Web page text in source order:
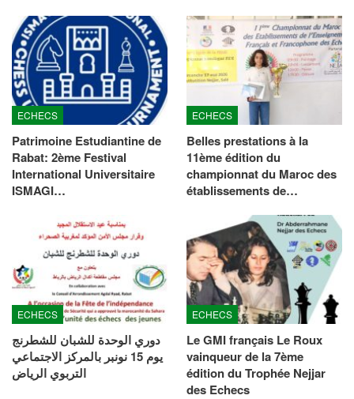
ECHECS
Patrimoine Estudiantine de
Rabat: 2ème Festival
International Universitaire
ISMAGI…
ECHECS
Belles prestations à la
11ème édition du
championnat du Maroc des
établissements de…
ECHECS
دوري الوحدة للشبان للشطرنج
يوم 15 نونبر بالمركز الاجتماعي
التربوي الرياض
ECHECS
Le GMI français Le Roux
vainqueur de la 7ème
édition du Trophée Nejjar
des Echecs